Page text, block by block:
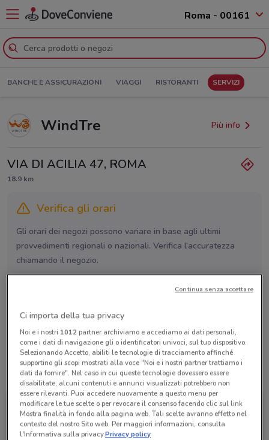
Roma - 00161
BANCHE E ASSICURAZIONI VIAGGI RISTORANTI SERVIZI
WindTre Più info
VIA DI ACILIA 47, ROMA
18.9 km
Verifica gli orari
Gli orari dei negozi possono variare in base agli ultimi
provvedimenti regionali o nazionali. Verifica l’accuratezza
chiamando il negozio.
Sabato n.d.
Domenica n.d.
Lazio
Tutte le promozioni di questo negozio
Ci importa della tua privacy
Noi e i nostri 1012partner archiviamo e accediamo ai dati personali,
come i dati di navigazione gli o identificatori univoci, sul tuo dispositivo.
Selezionando Accetto, abiliti le tecnologie di tracciamento affinché
supportino gli scopi mostrati alla voce "Noi e i nostri partner trattiamo i
dati da fornire". Nel caso in cui queste tecnologie dovessero essere
disabilitate, alcuni contenuti e annunci visualizzati potrebbero non
essere rilevanti. Puoi accedere nuovamente a questo menu per
modificare le tue scelte o per revocare il consenso facendo clic sul link
Mostra finalità in fondo alla pagina web. Tali scelte avranno effetto nel
contesto del nostro Sito web. Per maggiori informazioni, consulta
l'Informativa sulla privacy.Privacy policy
Continua senza accettare